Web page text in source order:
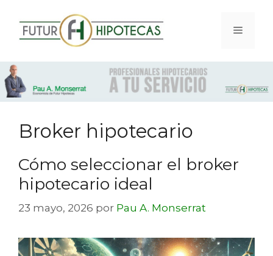
Broker hipotecario
Cómo seleccionar el broker
hipotecario ideal
23 mayo, 2026 por Pau A. Monserrat